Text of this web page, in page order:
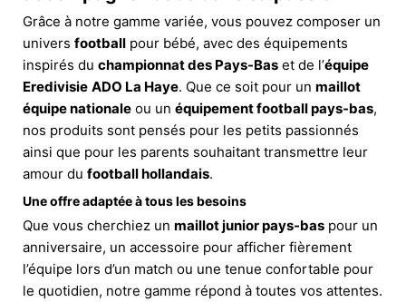
Grâce à notre gamme variée, vous pouvez composer un
univers football pour bébé, avec des équipements
inspirés du championnat des Pays-Bas et de l’équipe
Eredivisie ADO La Haye. Que ce soit pour un maillot
équipe nationale ou un équipement football pays-bas,
nos produits sont pensés pour les petits passionnés
ainsi que pour les parents souhaitant transmettre leur
amour du football hollandais.
Une offre adaptée à tous les besoins
Que vous cherchiez un maillot junior pays-bas pour un
anniversaire, un accessoire pour afficher fièrement
l’équipe lors d’un match ou une tenue confortable pour
le quotidien, notre gamme répond à toutes vos attentes.